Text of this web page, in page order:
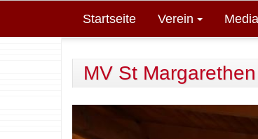
Startseite Verein Media
MV St